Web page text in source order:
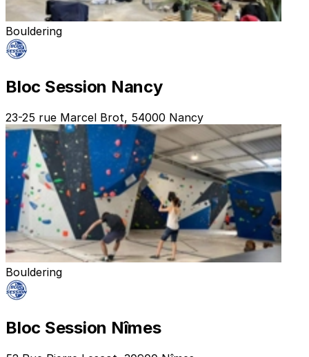
Bouldering
Bloc Session Nancy
23-25 rue Marcel Brot, 54000 Nancy
Bouldering
Bloc Session Nîmes